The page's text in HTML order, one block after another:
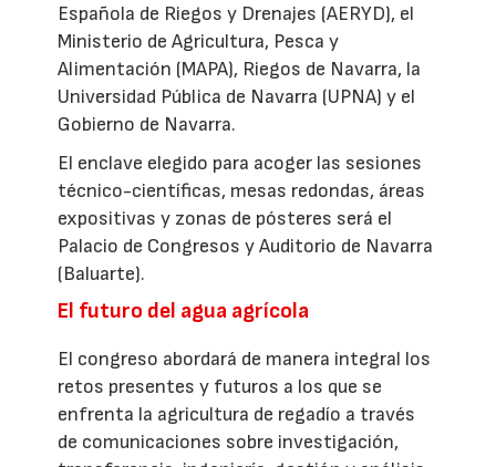
Española de Riegos y Drenajes (AERYD), el
Ministerio de Agricultura, Pesca y
Alimentación (MAPA), Riegos de Navarra, la
Universidad Pública de Navarra (UPNA) y el
Gobierno de Navarra.
El enclave elegido para acoger las sesiones
técnico-científicas, mesas redondas, áreas
expositivas y zonas de pósteres será el
Palacio de Congresos y Auditorio de Navarra
(Baluarte).
El futuro del agua agrícola
El congreso abordará de manera integral los
retos presentes y futuros a los que se
enfrenta la agricultura de regadío a través
de comunicaciones sobre investigación,